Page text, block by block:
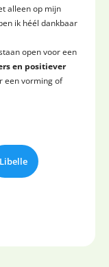
alleen op mijn
ik héél dankbaar
open voor een
en positiever
een vorming of
Libelle